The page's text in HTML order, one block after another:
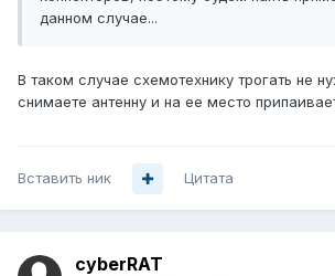
данном случае...
В таком случае схемотехнику трогать не
снимаете антенну и на ее место
Вставить ник Цитата
cyberRAT